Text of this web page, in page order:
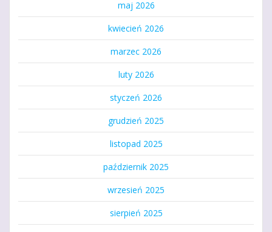
maj 2026
kwiecień 2026
marzec 2026
luty 2026
styczeń 2026
grudzień 2025
listopad 2025
październik 2025
wrzesień 2025
sierpień 2025